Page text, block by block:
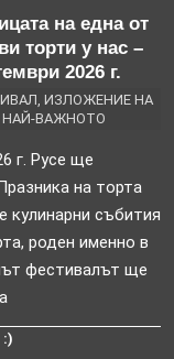
на една от
торти у нас –
2026 г.
ИЗЛОЖЕНИЕ НА
НАЙ-ВАЖНОТО
г. Русе ще
на торта
кулинарни събития
роден именно в
фестивалът ще